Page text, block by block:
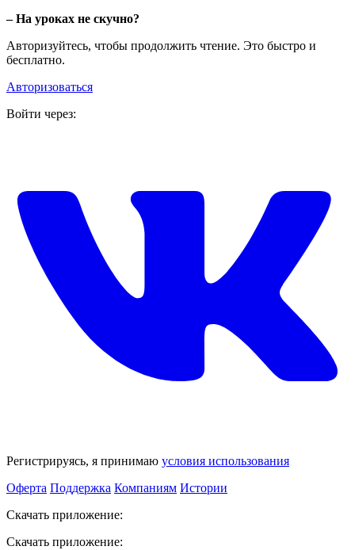
– На уроках не скучно?
Авторизуйтесь, чтобы продолжить чтение. Это быстро и
бесплатно.
Авторизоваться
Войти через:
Регистрируясь, я принимаю условия использования
Оферта Поддержка Компаниям Истории
Скачать приложение:
Скачать приложение: